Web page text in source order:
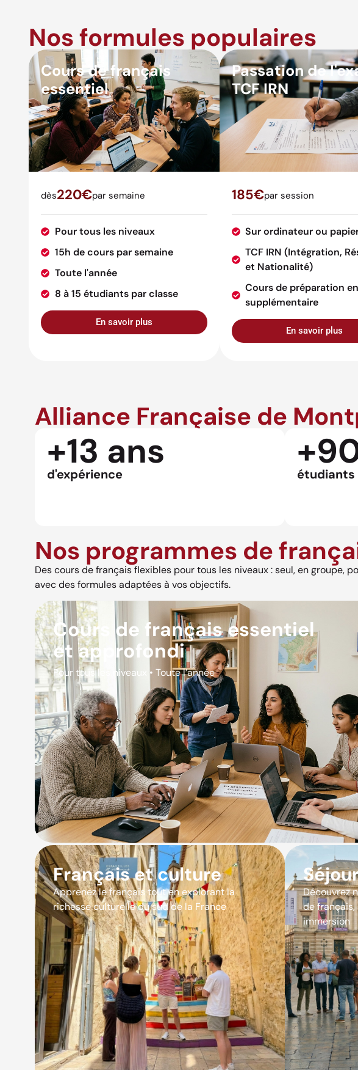
Nos formules populaires
Cours de français
essentiel
dès220€par semaine
Pour tous les niveaux
15h de cours par semaine
Toute l'année
8 à 15 étudiants par classe
En savoir plus
Passation de
TCF IRN
185€par session
Sur ordinateur ou
TCF IRN (Intégration,
et Nationalité)
Cours de préparation
supplémentaire
En savoir plus
Alliance Française de
+13 ans
d'expérience étudiants
Nos programmes de
Des cours de français flexibles pour tous les niveaux : seul, en groupe,
avec des formules adaptées à vos objectifs.
Cours de français essentiel
et approfondi
Pour tous les niveaux • Toute l’année
Français et culture
Apprenez le français tout en explorant la
richesse culturelle du sud de la France
Découvrez
de
immersion